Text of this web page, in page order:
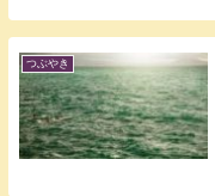
つぶやき